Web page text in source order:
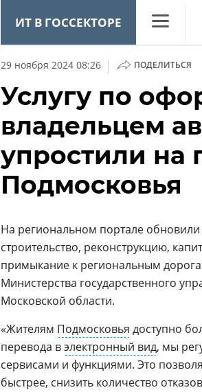
ИТ В ГОССЕКТОРЕ
Маркет
Техника
ТВ
29 ноября 2024 08:26 | ПОДЕЛИТЬСЯ
Услугу по
владельцем
упростили на
Подмосковья
На региональном портале
строительство, реконструкцию,
примыкание к региональным
Министерства государственного
Московской области.
«Жителям Подмосковья доступно
перевода вэлектронный вид, мы
сервисами и функциями. Это
быстрее, снизить количество
CNEWS TV
CNews баттл.
как начать дружить